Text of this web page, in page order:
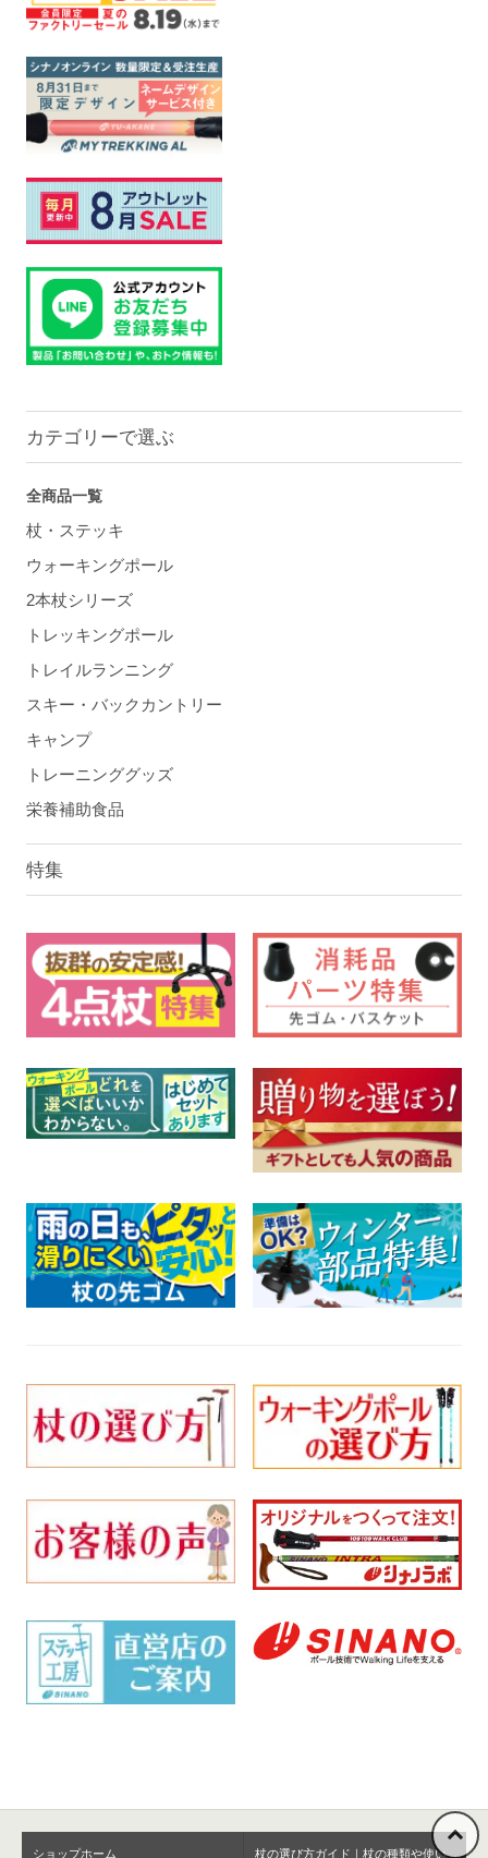
カテゴリーで選ぶ
全商品一覧
杖・ステッキ
ウォーキングポール
2本杖シリーズ
トレッキングポール
トレイルランニング
スキー・バックカントリー
キャンプ
トレーニンググッズ
栄養補助食品
特集
ショップホーム 杖の選び方ガイド｜杖の種類や使い